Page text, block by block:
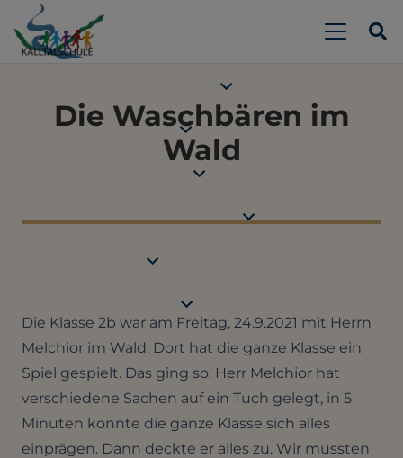
Die Waschbären im
Wald
Die Klasse 2b war am Freitag, 24.9.2021 mit Herrn
Melchior im Wald. Dort hat die ganze Klasse ein
Spiel gespielt. Das ging so: Herr Melchior hat
verschiedene Sachen auf ein Tuch gelegt, in 5
Minuten konnte die ganze Klasse sich alles
einprägen. Dann deckte er alles zu. Wir mussten